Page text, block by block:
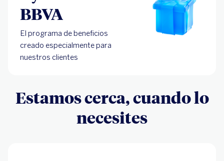
BBVA
El programa de beneficios
creado especialmente para
nuestros clientes
Estamos cerca, cuando lo
necesites